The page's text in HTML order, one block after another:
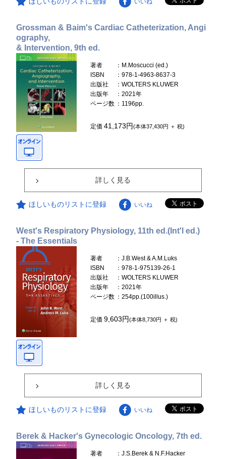
Grossman & Baim's Cardiac Catheterization, Angi
ography,
& Intervention, 9th ed.
著者
：M.Moscucci (ed.)
ISBN
：978-1-4963-8637-3
出版社
：WOLTERS KLUWER
出版年
：2021年
ページ数 ：1196pp.
定価41,173円(本体37,430円 ＋ 税)
詳しく見る
ほしいものリストに登録 いいね
West's Respiratory Physiology, 11th ed.(Int'l ed.)
- The Essentials
著者
：J.B.West & A.M.Luks
ISBN
：978-1-975139-26-1
出版社
：WOLTERS KLUWER
出版年
：2021年
ページ数 ：254pp.(100illus.)
定価9,603円(本体8,730円 ＋ 税)
詳しく見る
ほしいものリストに登録 いいね
Berek & Hacker's Gynecologic Oncology, 7th ed.
著者
：J.S.Berek & N.F.Hacker